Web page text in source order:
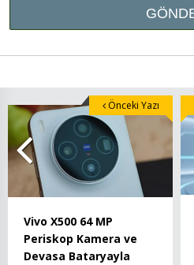
Vivo X500 64 MP
Periskop Kamera ve
Devasa Bataryayla
Önceki Yazı